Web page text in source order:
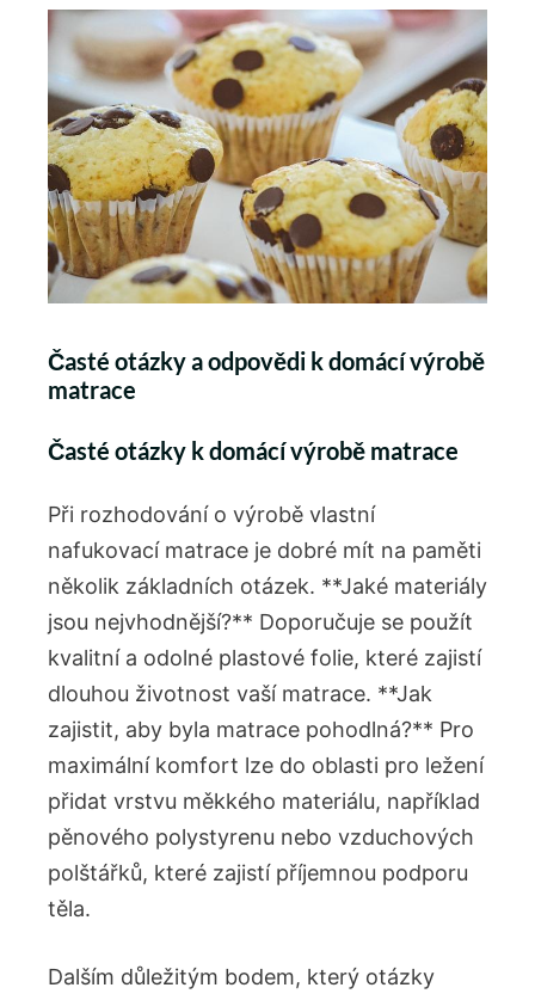
Časté otázky a odpovědi k domácí výrobě
matrace
Časté otázky k domácí výrobě matrace
Při rozhodování o výrobě vlastní
nafukovací matrace je dobré mít na paměti
několik základních otázek. **Jaké materiály
jsou nejvhodnější?** Doporučuje se použít
kvalitní a odolné plastové folie, které zajistí
dlouhou životnost vaší matrace. **Jak
zajistit, aby byla matrace pohodlná?** Pro
maximální komfort lze do oblasti pro ležení
přidat vrstvu měkkého materiálu, například
pěnového polystyrenu nebo vzduchových
polštářků, které zajistí příjemnou podporu
těla.
Dalším důležitým bodem, který otázky